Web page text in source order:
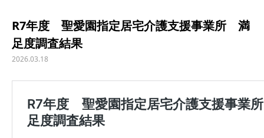
R7年度 聖愛園指定居宅介護支援事業所 満
足度調査結果
2026.03.18